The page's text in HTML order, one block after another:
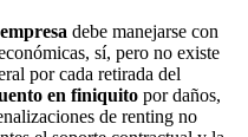
debe manejarse con
sí, pero no existe
por cada retirada del
en finiquito por daños,
de renting no